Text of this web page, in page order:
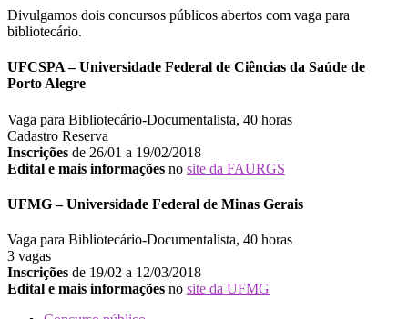
Divulgamos dois concursos públicos abertos com vaga para
bibliotecário.
UFCSPA – Universidade Federal de Ciências da Saúde de
Porto Alegre
Vaga para Bibliotecário-Documentalista, 40 horas
Cadastro Reserva
Inscrições de 26/01 a 19/02/2018
Edital e mais informações no site da FAURGS
UFMG – Universidade Federal de Minas Gerais
Vaga para Bibliotecário-Documentalista, 40 horas
3 vagas
Inscrições de 19/02 a 12/03/2018
Edital e mais informações no site da UFMG